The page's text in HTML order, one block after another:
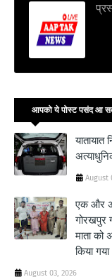
आपको ये पोस्ट पसंद आ
August
एक और
गोरखपुर
माता को
किया
August 03, 2026